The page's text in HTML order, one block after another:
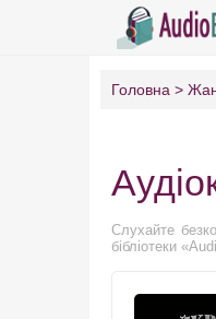
Головна
Слухайте
бібліотеки